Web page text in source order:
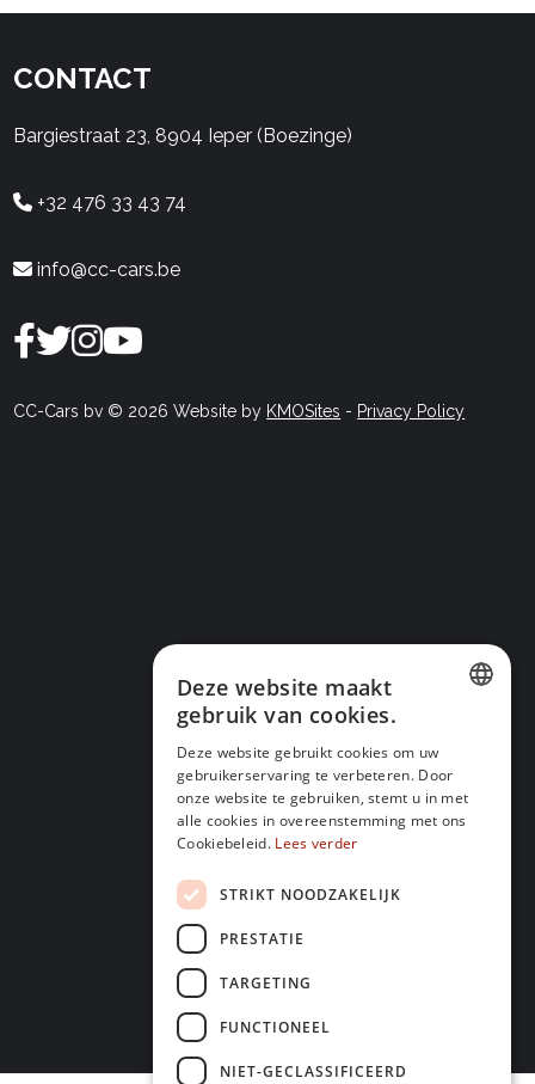
CONTACT
Bargiestraat 23, 8904 Ieper (Boezinge)
+32 476 33 43 74
info@cc-cars.be
CC-Cars bv © 2026 Website by KMOSites - Privacy Policy
FRENCH
Deze website maakt
gebruik van cookies.
Deze website gebruikt cookies om uw
gebruikerservaring te verbeteren. Door
onze website te gebruiken, stemt u in met
alle cookies in overeenstemming met ons
Cookiebeleid. Lees verder
STRIKT NOODZAKELIJK
PRESTATIE
TARGETING
FUNCTIONEEL
NIET-GECLASSIFICEERD